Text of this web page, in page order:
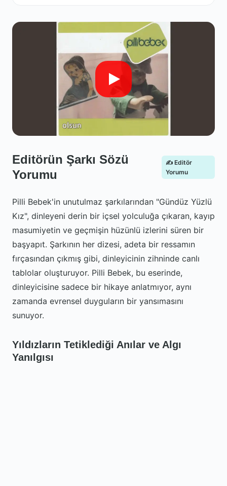
Editörün Şarkı Sözü
Yorumu
✍️ Editör
Yorumu
Pilli Bebek'in unutulmaz şarkılarından "Gündüz Yüzlü
Kız", dinleyeni derin bir içsel yolculuğa çıkaran, kayıp
masumiyetin ve geçmişin hüzünlü izlerini süren bir
başyapıt. Şarkının her dizesi, adeta bir ressamın
fırçasından çıkmış gibi, dinleyicinin zihninde canlı
tablolar oluşturuyor. Pilli Bebek, bu eserinde,
dinleyicisine sadece bir hikaye anlatmıyor, aynı
zamanda evrensel duyguların bir yansımasını
sunuyor.
Yıldızların Tetiklediği Anılar ve Algı
Yanılgısı